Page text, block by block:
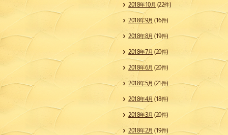
2018年10月 (22件)
2018年9月 (16件)
2018年8月 (19件)
2018年7月 (20件)
2018年6月 (20件)
2018年5月 (21件)
2018年4月 (18件)
2018年3月 (20件)
2018年2月 (19件)